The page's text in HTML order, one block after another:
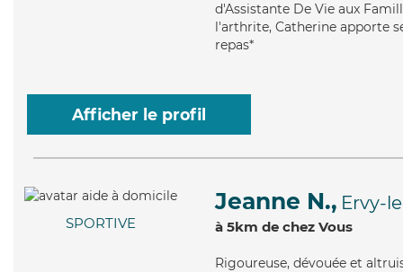
d'Assistante De Vie aux
l'arthrite, Catherine apporte
repas*
Afficher le profil
SPORTIVE
Jeanne N., Ervy-
à 5km de chez Vous
Rigoureuse, dévouée et